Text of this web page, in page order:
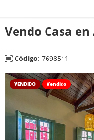
Vendo Casa
Código: 7698511
VENDIDO Vendido